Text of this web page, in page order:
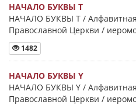
НАЧАЛО БУКВЫ Τ
НАЧАЛО БУКВЫ Τ /
Православной Церкви /
1482
НАЧАЛО БУКВЫ Y
НАЧАЛО БУКВЫ Y /
Православной Церкви /